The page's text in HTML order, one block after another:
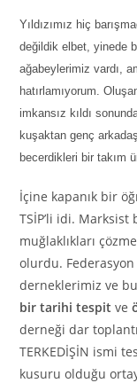
Yıldızımız hiç
değildik elbet, yinede
ağabeylerimiz vardı,
hatırlamıyorum.
imkansız kıldı
kuşaktan genç
becerdikleri bir takım
İçine kapanık bir
TSİP’li idi. Marksist
muğlaklıkları
olurdu. Federasyon
derneklerimiz ve
bir tarihi tespit ve
derneği dar
TERKEDİŞİN ismi
kusuru olduğu